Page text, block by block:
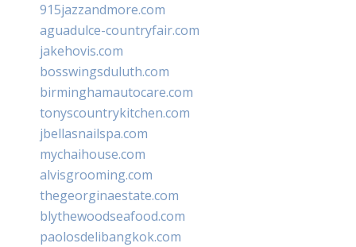
915jazzandmore.com
aguadulce-countryfair.com
jakehovis.com
bosswingsduluth.com
birminghamautocare.com
tonyscountrykitchen.com
jbellasnailspa.com
mychaihouse.com
alvisgrooming.com
thegeorginaestate.com
blythewoodseafood.com
paolosdelibangkok.com